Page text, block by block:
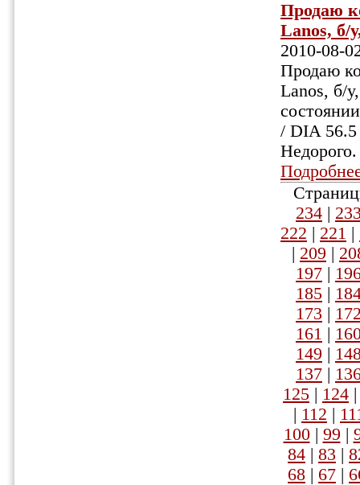
Продаю
Lanos, б/
2010-08-
Продаю
Lanos, б/
/ DIA
Недорого.
234 |
222 | 221 |
| 209 |
197 |
185 |
173 |
161 |
149 |
137 |
125 | 124
| 112 |
100| 99 |
84 | 83 |
68 | 67 |